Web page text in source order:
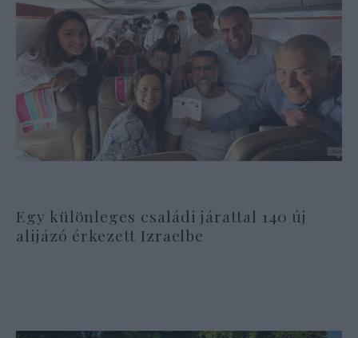
Egy különleges családi járattal 140 új
alijázó érkezett Izraelbe